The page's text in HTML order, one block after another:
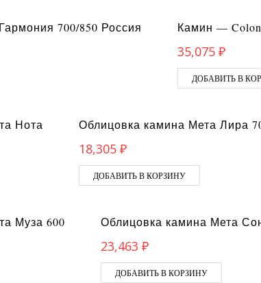
700/850 Россия Камин —
35,075 ₽
ДОБАВИТЬ В
Нота Облицовка камина Мета Лира
18,305 ₽
ДОБАВИТЬ В КОРЗИНУ
Муза 600 Облицовка камина Мета
23,463 ₽
ДОБАВИТЬ В КОРЗИНУ